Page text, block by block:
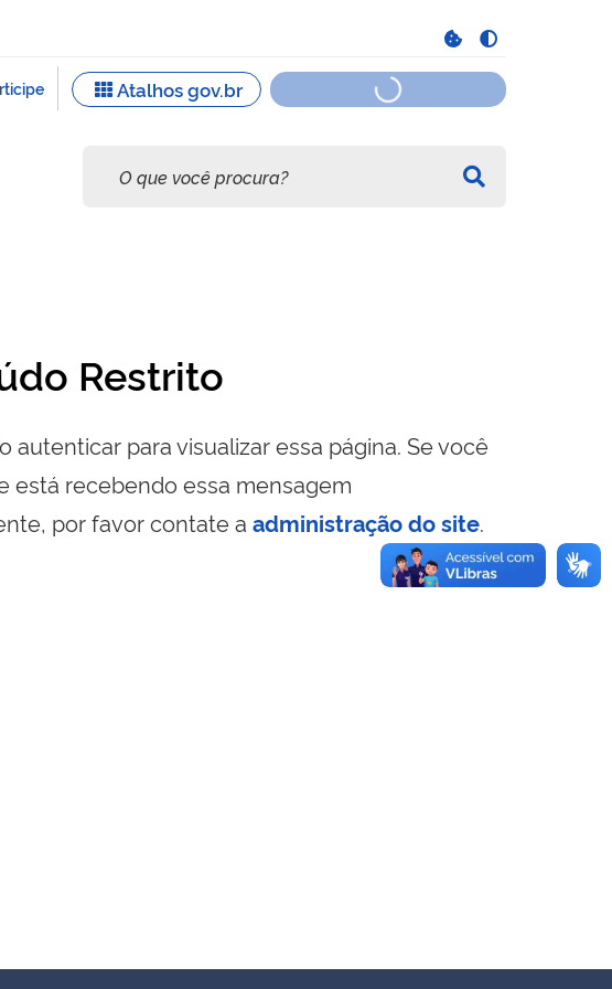
Restrito
autenticar para visualizar essa página. Se você
está recebendo essa mensagem
por favor contate a administração do site.